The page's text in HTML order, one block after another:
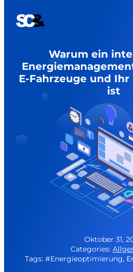
Inhalt
Warum ein
E-Fahrzeuge und
ist
Oktober 31,
Categories:
Tags: #Energieoptimierung,